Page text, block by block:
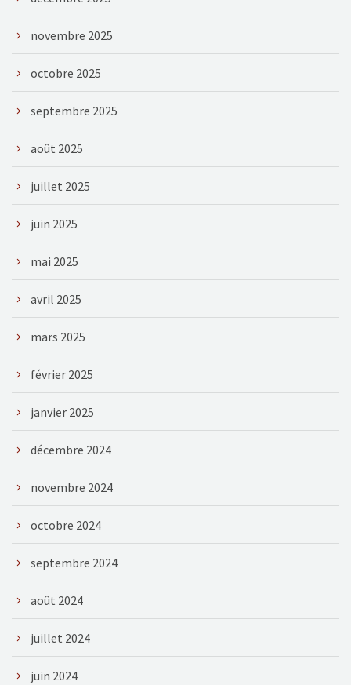
novembre 2025
octobre 2025
septembre 2025
août 2025
juillet 2025
juin 2025
mai 2025
avril 2025
mars 2025
février 2025
janvier 2025
décembre 2024
novembre 2024
octobre 2024
septembre 2024
août 2024
juillet 2024
juin 2024